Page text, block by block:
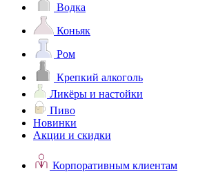
Водка
Коньяк
Ром
Крепкий алкоголь
Ликёры и настойки
Пиво
Новинки
Акции и скидки
Корпоративным клиентам